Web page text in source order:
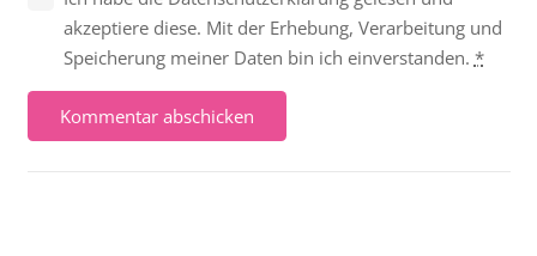
akzeptiere diese. Mit der Erhebung, Verarbeitung und
Speicherung meiner Daten bin ich einverstanden. *
Kommentar abschicken